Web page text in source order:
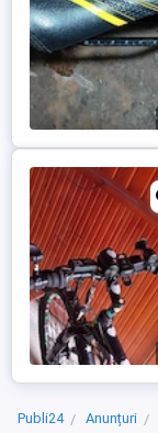
Publi24 Anunțuri